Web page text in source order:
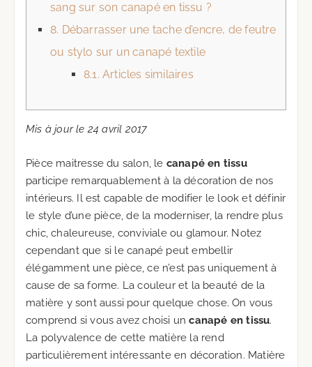
sang sur son canapé en tissu ?
8. Débarrasser une tache d’encre, de feutre
ou stylo sur un canapé textile
8.1. Articles similaires
Mis à jour le 24 avril 2017
Pièce maitresse du salon, le canapé en tissu
participe remarquablement à la décoration de nos
intérieurs. Il est capable de modifier le look et définir
le style d’une pièce, de la moderniser, la rendre plus
chic, chaleureuse, conviviale ou glamour. Notez
cependant que si le canapé peut embellir
élégamment une pièce, ce n’est pas uniquement à
cause de sa forme. La couleur et la beauté de la
matière y sont aussi pour quelque chose. On vous
comprend si vous avez choisi uncanapé en tissu.
La polyvalence de cette matière la rend
particulièrement intéressante en décoration. Matière